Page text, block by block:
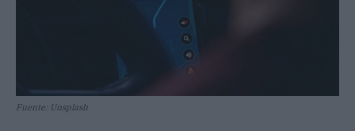
Fuente: Unsplash